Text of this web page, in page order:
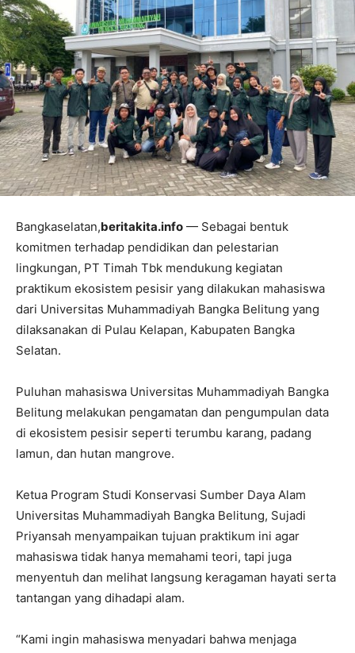
Bangkaselatan,beritakita.info — Sebagai bentuk
komitmen terhadap pendidikan dan pelestarian
lingkungan, PT Timah Tbk mendukung kegiatan
praktikum ekosistem pesisir yang dilakukan mahasiswa
dari Universitas Muhammadiyah Bangka Belitung yang
dilaksanakan di Pulau Kelapan, Kabupaten Bangka
Selatan.
Puluhan mahasiswa Universitas Muhammadiyah Bangka
Belitung melakukan pengamatan dan pengumpulan data
di ekosistem pesisir seperti terumbu karang, padang
lamun, dan hutan mangrove.
Ketua Program Studi Konservasi Sumber Daya Alam
Universitas Muhammadiyah Bangka Belitung, Sujadi
Priyansah menyampaikan tujuan praktikum ini agar
mahasiswa tidak hanya memahami teori, tapi juga
menyentuh dan melihat langsung keragaman hayati serta
tantangan yang dihadapi alam.
“Kami ingin mahasiswa menyadari bahwa menjaga